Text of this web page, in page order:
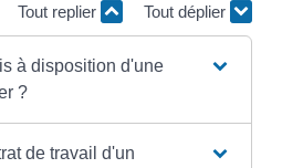
Tout replier Tout déplier
à disposition d'une
?
de travail d'un